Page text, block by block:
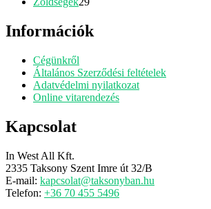
Információk
Cégünkről
Általános Szerződési feltételek
Adatvédelmi nyilatkozat
Online vitarendezés
Kapcsolat
In West All Kft.
2335 Taksony Szent Imre út 32/B
E-mail: kapcsolat@taksonyban.hu
Telefon: +36 70 455 5496